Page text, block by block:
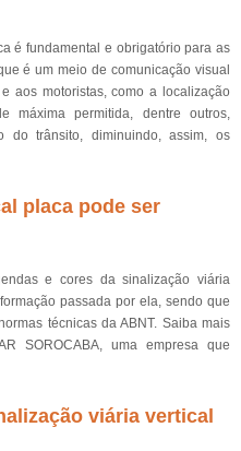
é fundamental e obrigatório para as
é um meio de comunicação visual
aos motoristas, como a localização
máxima permitida, dentre outros,
do trânsito, diminuindo, assim, os
placa pode ser
e cores da sinalização viária
passada por ela, sendo que
técnicas da ABNT. Saiba mais
SOROCABA, uma empresa que
viária vertical